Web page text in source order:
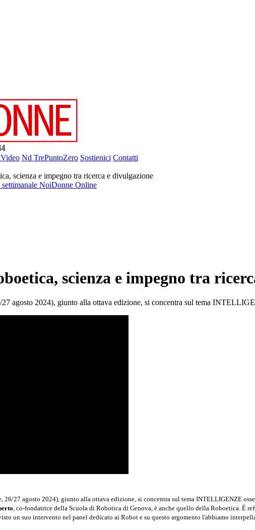
Nd TrePuntoZero Sostienici Contatti
scienza e impegno tra ricerca e divulgazione
NoiDonne Online
scienza e impegno tra
agosto 2024), giunto alla ottava edizione, si concentra sul tema
26/27 agosto 2024), giunto alla ottava edizione, si concentra sul tema INTELLIGENZE
, co-fondatrice della Scuola di Robotica di Genova, è anche quello della Roboetica. È
un suo intervento nel panel dedicato ai Robot e su questo argomento l'abbiamo